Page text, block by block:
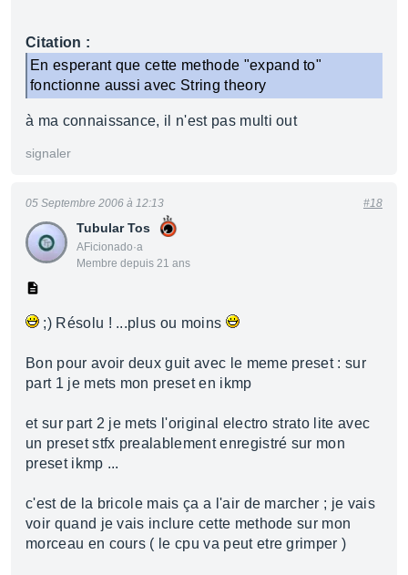
Citation :
En esperant que cette methode "expand to"
fonctionne aussi avec String theory
à ma connaissance, il n'est pas multi out
signaler
Tubular Tos
AFicionado·a
Membre depuis 21 ans
05 Septembre 2006 à 12:13 #18
;) Résolu ! ...plus ou moins
Bon pour avoir deux guit avec le meme preset : sur
part 1 je mets mon preset en ikmp
et sur part 2 je mets l'original electro strato lite avec
un preset stfx prealablement enregistré sur mon
preset ikmp ...
c'est de la bricole mais ça a l'air de marcher ; je vais
voir quand je vais inclure cette methode sur mon
morceau en cours ( le cpu va peut etre grimper )